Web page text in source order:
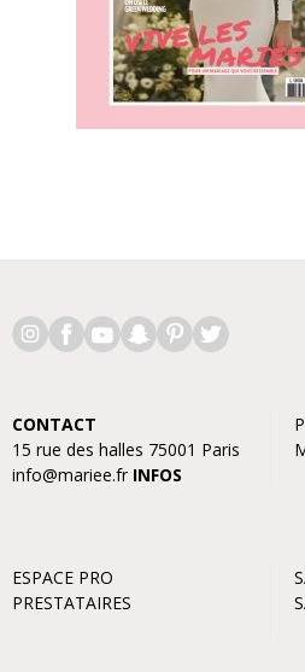
CONTACT
15 rue des halles 75001 Paris
info@mariee.fr INFOS
ESPACE PRO
PRESTATAIRES